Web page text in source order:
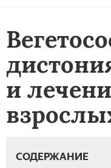
и
СОДЕРЖАНИЕ